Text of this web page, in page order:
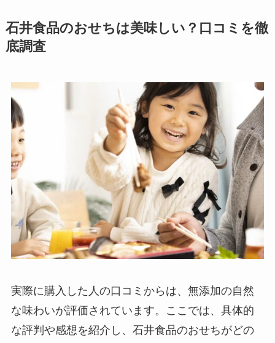
石井食品のおせちは美味しい？口コミを徹
底調査
実際に購入した人の口コミからは、無添加の自然
な味わいが評価されています。ここでは、具体的
な評判や感想を紹介し、石井食品のおせちがどの